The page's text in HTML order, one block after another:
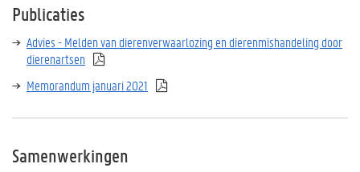
Publicaties
Advies - Melden van dierenverwaarlozing en dierenmishandeling door
dierenartsen
Memorandum januari 2021
Samenwerkingen